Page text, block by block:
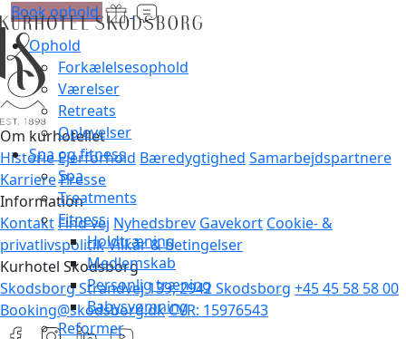
Ophold
Forkælelsesophold
Værelser
Retreats
Oplevelser
Spa og fitness
Spa
Treatments
Fitness
Holdtræning
Medlemskab
Personlig træning
Babysvømning
Reformer
Book ophold
Om kurhotellet
HistorieEjerforhold Bæredygtighed Samarbejdspartnere
KarrierePresse
Information
KontaktFind vej Nyhedsbrev Gavekort Cookie- &
privatlivspolitikVilkår & betingelser
Kurhotel Skodsborg
Skodsborg Strandvej 139, 2942 Skodsborg +45 45 58 58 00
Booking@skodsborg.dkCVR: 15976543